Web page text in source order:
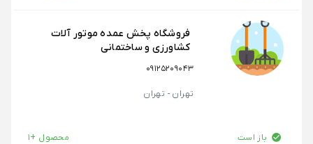
فروشگاه پخش عمده موتور آلات
کشاورزی و ساختمانی
09125209043
تهران - تهران
باز است محصول +1